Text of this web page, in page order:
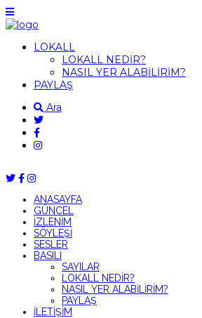
LOKALL
LOKALL NEDİR?
NASIL YER ALABİLİRİM?
PAYLAŞ
Ara
ANASAYFA
GÜNCEL
İZLENİM
SÖYLEŞİ
SESLER
BASILI
SAYILAR
LOKALL NEDİR?
NASIL YER ALABİLİRİM?
PAYLAŞ
İLETİŞİM